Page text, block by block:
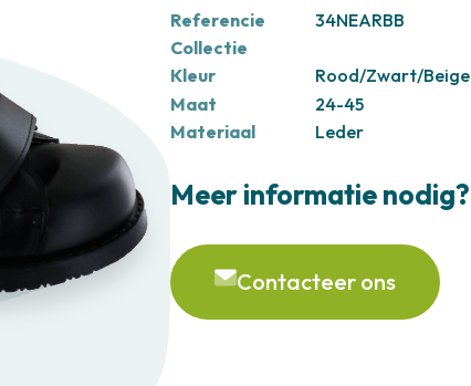
Referencie
34NEARBB
Collectie
Kleur
Rood/Zwart/Beige
Maat
24-45
Materiaal
Leder
Meer informatie nodig?
Contacteer ons